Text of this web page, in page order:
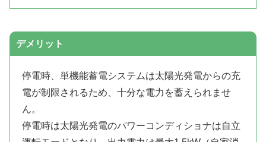
デメリット
停電時、単機能蓄電システムは太陽光発電からの充
電が制限されるため、十分な電力を蓄えられませ
ん。
停電時は太陽光発電のパワーコンディショナは自立